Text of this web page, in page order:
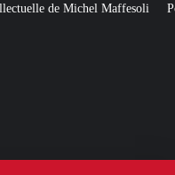
son influence en Afrique, le